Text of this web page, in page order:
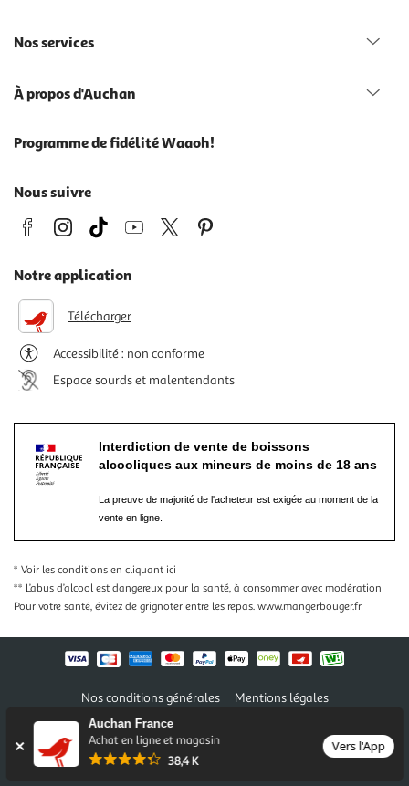
Auchan France
Achat en ligne et magasin
38,4 K
Vers l'App
Nos services
À propos d'Auchan
Programme de fidélité Waaoh!
Nous suivre
Notre application
Télécharger
Accessibilité : non conforme
Espace sourds et malentendants
Interdiction de vente de boissons
alcooliques aux mineurs de moins de 18 ans
La preuve de majorité de l'acheteur est exigée au moment de la
vente en ligne.
* Voir les conditions en cliquant ici
** L’abus d’alcool est dangereux pour la santé, à consommer avec modération
Pour votre santé, évitez de grignoter entre les repas. www.mangerbouger.fr
Nos conditions générales
Mentions légales
Conditions des offres et promotions
Politique de confidentialité
Informations légales marketplace
Auchan 2026 © Tous droits réservés